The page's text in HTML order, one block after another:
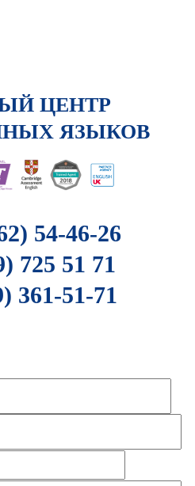
ЦЕНТР
ЯЗЫКОВ
54-46-26
725 51 71
361-51-71